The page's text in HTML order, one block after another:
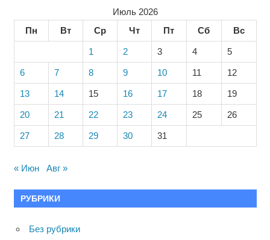
Июль 2026
Пн
Вт Ср Чт Пт Сб Вс
1 2 3 4 5
6 7 8 9 10 11 12
13 14 15 16 17 18 19
20 21 22 23 24 25 26
27 28 29 30 31
« Июн Авг »
РУБРИКИ
Без рубрики